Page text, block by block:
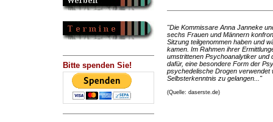
Bitte spenden Sie!
"Die Kommissare Anna Janneke
sechs Frauen und Männern
Sitzung teilgenommen haben und
kamen. Im Rahmen ihrer
umstrittenen Psychoanalytiker und
dafür, eine besondere Form der
psychedelische Drogen verwendet
Selbsterkenntnis zu gelangen..."
(Quelle: daserste.de)